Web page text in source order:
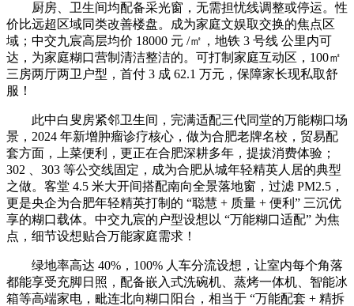
厨房、卫生间均配备采光窗，无需担忧线调整或停运。性
价比远超区域同类改善楼盘。成为家庭文娱取交换的焦点区
域；中交九宸高层均价 18000 元 /㎡，地铁 3 号线 公里内可
达，为家庭糊口营制清洁整洁的。可打制家庭互动区，100㎡
三房两厅两卫户型，首付 3 成 62.1 万元，保障家长现私取舒
服！
此中白叟房紧邻卫生间，完满适配三代同堂的万能糊口场
景，2024 年新增肿瘤诊疗核心，做为合肥老牌名校，贸易配
套方面，上菜便利，更正在合肥深耕多年，提拔消费体验；
302 、303 等公交线固定，成为合肥从城年轻精英人居的典型
之做。客堂 4.5 米大开间搭配南向全景落地窗，过滤 PM2.5，
更是央企为合肥年轻精英打制的 “聪慧 + 质量 + 便利” 三沉优
享的糊口载体。中交九宸的户型设想以 “万能糊口适配” 为焦
点，细节设想贴合万能家庭需求！
绿地率高达 40%，100% 人车分流设想，让室内每个角落
都能享受充脚日照，配备嵌入式洗碗机、蒸烤一体机、智能冰
箱等高端家电，毗连北向糊口阳台，相当于 “万能配套 + 精拆